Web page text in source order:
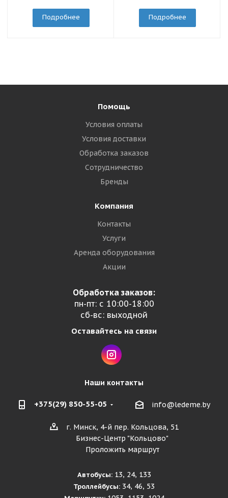
Подробнее Подробнее
Помощь
Условия оплаты
Условия доставки
Обработка заказов
Сотрудничество
Бренды
Компания
Контакты
Услуги
Аренда оборудования
Акции
Обработка заказов:
пн-пт: с 10:00-18:00
сб-вс: выходной
Оставайтесь на связи
Наши контакты
+375(29) 850-55-05 info@ledeme.by
г. Минск, 4-й пер. Кольцова, 51
Бизнес-Центр "Кольцово"
Проложить маршрут
Автобусы:13, 24, 133
Троллейбусы: 34, 46, 53